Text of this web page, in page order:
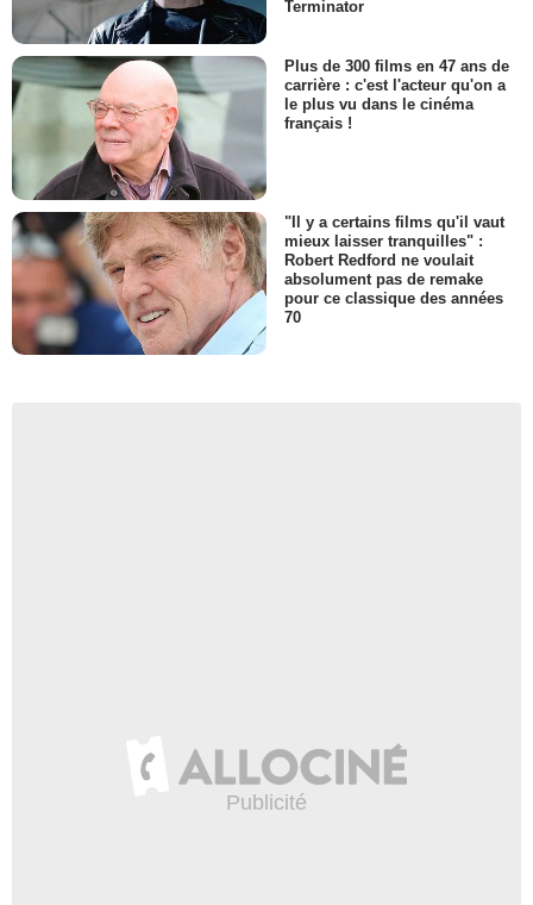
Terminator
Plus de 300 films en 47 ans de
carrière : c'est l'acteur qu'on a
le plus vu dans le cinéma
français !
"Il y a certains films qu'il vaut
mieux laisser tranquilles" :
Robert Redford ne voulait
absolument pas de remake
pour ce classique des années
70